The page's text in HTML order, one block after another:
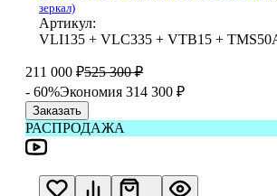
зеркал)
Артикул:
VLI135 + VLC335 + VTB15 +
211 000 ₽525 300 ₽
- 60%Экономия 314 300 ₽
Заказать
РАСПРОДАЖА